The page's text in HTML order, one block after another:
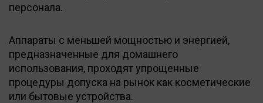
персонала.
Аппараты с меньшей мощностью и энергией,
предназначенные для домашнего
использования, проходят упрощенные
процедуры допуска на рынок как косметические
или бытовые устройства.